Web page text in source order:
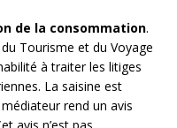
de la consommation.
Tourisme et du Voyage
à traiter les litiges
La saisine est
rend un avis